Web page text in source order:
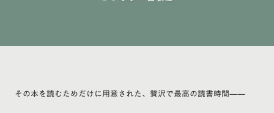
その本を読むためだけに用意された、贅沢で最高の読書時間——